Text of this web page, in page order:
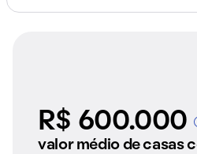
R$ 600.000
A partir
valor médio de casas